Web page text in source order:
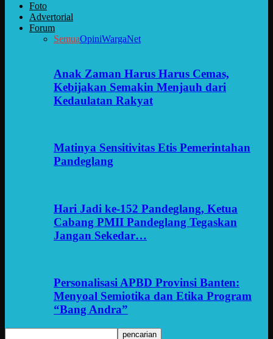
Foto
Advertorial
Forum
SemuaOpiniWargaNet
Anak Zaman Harus Harus Cemas,
Kebijakan Semakin Menjauh dari
Kedaulatan Rakyat
Matinya Sensitivitas Etis Pemerintahan
Pandeglang
Hari Jadi ke-152 Pandeglang, Ketua
Cabang PMII Pandeglang Tegaskan
Jangan Sekedar…
Personalisasi APBD Provinsi Banten:
Menyoal Semiotika dan Etika Program
“Bang Andra”